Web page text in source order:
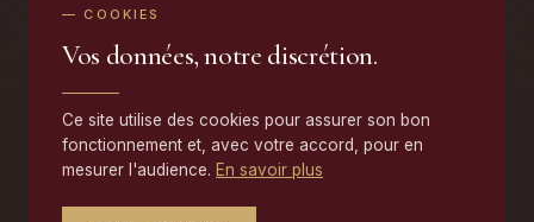
— COOKIES
Vos données, notre discrétion.
Ce site utilise des cookies pour assurer son bon
fonctionnement et, avec votre accord, pour en
mesurer l'audience. En savoir plus